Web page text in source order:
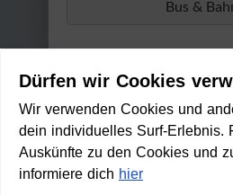
Bus &
Umstiege
Max. 2
Min. / Max. Reisezeit
Dürfen wir Cookies
Wir verwenden Cookies und
dein individuelles Surf-Erlebnis.
Auskünfte zu den Cookies und
informiere dich hier